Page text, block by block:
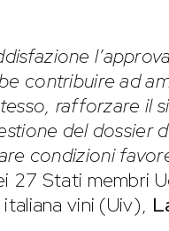
contribuire ad
rafforzare il
del dossier
condizioni
27 Stati membri
vini (Uiv),